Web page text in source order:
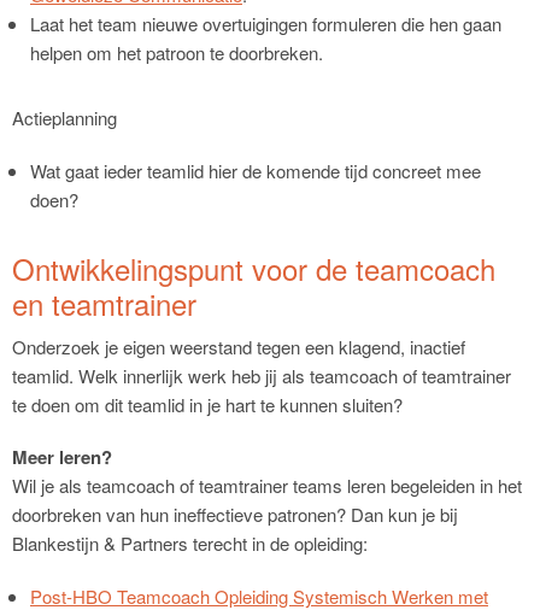
Laat het team nieuwe overtuigingen formuleren die hen gaan
helpen om het patroon te doorbreken.
Actieplanning
Wat gaat ieder teamlid hier de komende tijd concreet mee
doen?
Ontwikkelingspunt voor de teamcoach
en teamtrainer
Onderzoek je eigen weerstand tegen een klagend, inactief
teamlid. Welk innerlijk werk heb jij als teamcoach of teamtrainer
te doen om dit teamlid in je hart te kunnen sluiten?
Meer leren?
Wil je als teamcoach of teamtrainer teams leren begeleiden in het
doorbreken van hun ineffectieve patronen? Dan kun je bij
Blankestijn & Partners terecht in de opleiding:
Post-HBO Teamcoach Opleiding Systemisch Werken met